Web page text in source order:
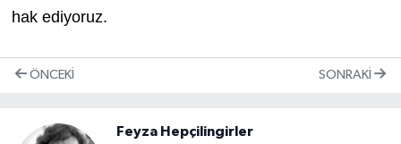
hak ediyoruz.
ÖNCEKI SONRAKI
Feyza Hepçilingirler